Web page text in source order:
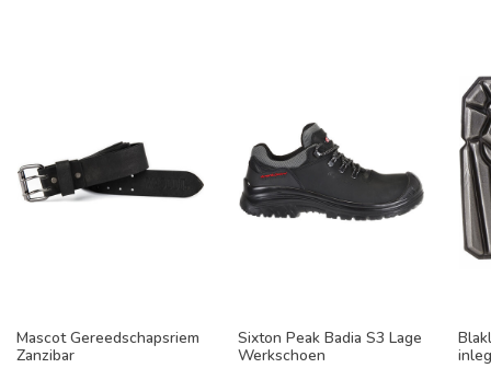
Mascot Gereedschapsriem
Zanzibar
Sixton Peak Badia S3 Lage
Werkschoen